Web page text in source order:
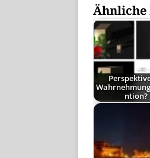
Ähnliche
ntion?